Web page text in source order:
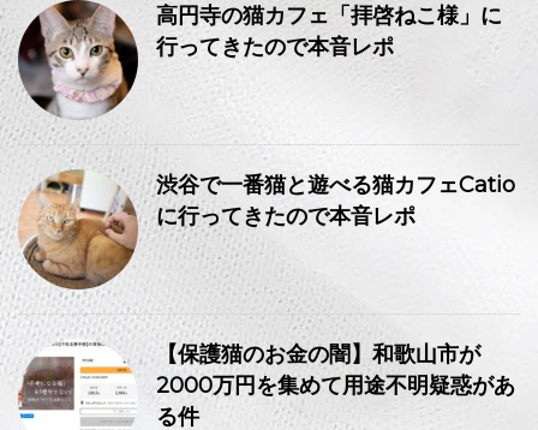
高円寺の猫カフェ「拝啓ねこ様」に
行ってきたので本音レポ
渋谷で一番猫と遊べる猫カフェCatio
に行ってきたので本音レポ
【保護猫のお金の闇】和歌山市が
2000万円を集めて用途不明疑惑があ
る件